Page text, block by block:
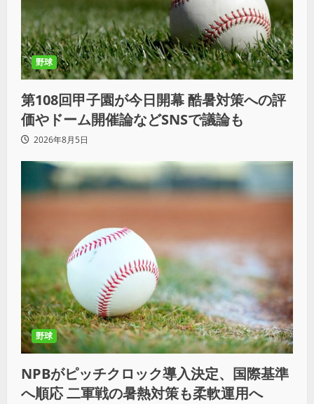
野球
第108回甲子園が今日開幕 酷暑対策への評
価やドーム開催論などSNSで議論も
2026年8月5日
野球
NPBがピッチクロック導入決定、国際基準
へ順応 二軍戦の暑熱対策も柔軟運用へ